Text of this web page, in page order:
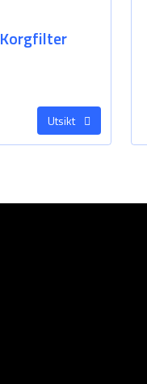
Korgfilter
Utsikt